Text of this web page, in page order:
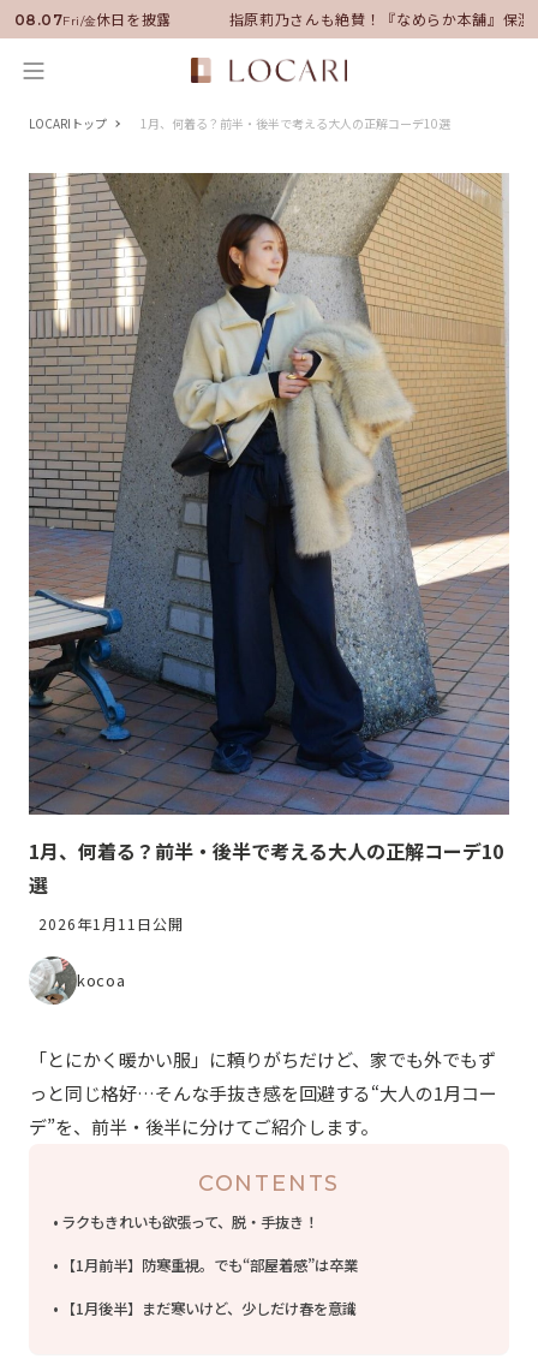
08.07Fri/金
いい男の休日を披露 指原莉乃さんも絶賛！『なめらか本舗』保湿
LOCARIトップ 1月、何着る？前半・後半で考える大人の正解コーデ10選
1月、何着る？前半・後半で考える大人の正解コーデ10
選
2026年1月11日公開
kocoa
「とにかく暖かい服」に頼りがちだけど、家でも外でもず
っと同じ格好…そんな手抜き感を回避する“大人の1月コー
デ”を、前半・後半に分けてご紹介します。
CONTENTS
ラクもきれいも欲張って、脱・手抜き！
【1月前半】防寒重視。でも“部屋着感”は卒業
【1月後半】まだ寒いけど、少しだけ春を意識